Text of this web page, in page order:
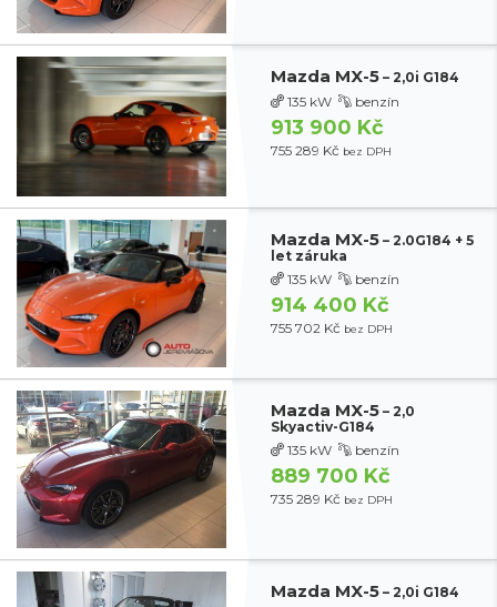
Mazda MX-5 – 2,0i G184
135 kW
benzín
913 900 Kč
755 289 Kč bez DPH
Mazda MX-5 – 2.0G184 + 5
let záruka
135 kW
benzín
914 400 Kč
755 702 Kč bez DPH
Mazda MX-5 – 2,0
Skyactiv-G184
135 kW
benzín
889 700 Kč
735 289 Kč bez DPH
Mazda MX-5 – 2,0i G184